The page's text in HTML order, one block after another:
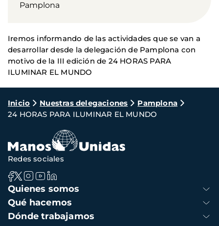
Pamplona
Iremos informando de las actividades que se van a
desarrollar desde la delegación de Pamplona con
motivo de la III edición de 24 HORAS PARA
ILUMINAR EL MUNDO
Ruta
de
navegación
Inicio Nuestras delegaciones
Pamplona
24 HORAS PARA ILUMINAR EL MUNDO
Navegación
principal
Quienes somos
Qué hacemos
Dónde trabajamos
Redes sociales